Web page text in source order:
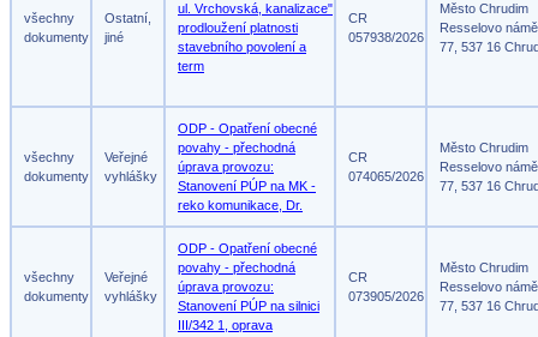
všechny
dokumenty
Ostatní,
jiné
ul. Vrchovská, kanalizace"
prodloužení platnosti
stavebního povolení a
term
CR
057938/2026
Město Chrudim
Resselovo
77, 537 16
všechny
dokumenty
Veřejné
vyhlášky
ODP - Opatření obecné
povahy - přechodná
úprava provozu:
Stanovení PÚP na MK -
reko komunikace, Dr.
CR
074065/2026
Město Chrudim
Resselovo
77, 537 16
všechny
dokumenty
Veřejné
vyhlášky
ODP - Opatření obecné
povahy - přechodná
úprava provozu:
Stanovení PÚP na silnici
III/342 1, oprava
CR
073905/2026
Město Chrudim
Resselovo
77, 537 16